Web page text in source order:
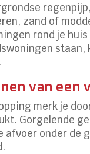
zand of
rond je
staan,
van
merk je
Gorgelende
afvoer onder de